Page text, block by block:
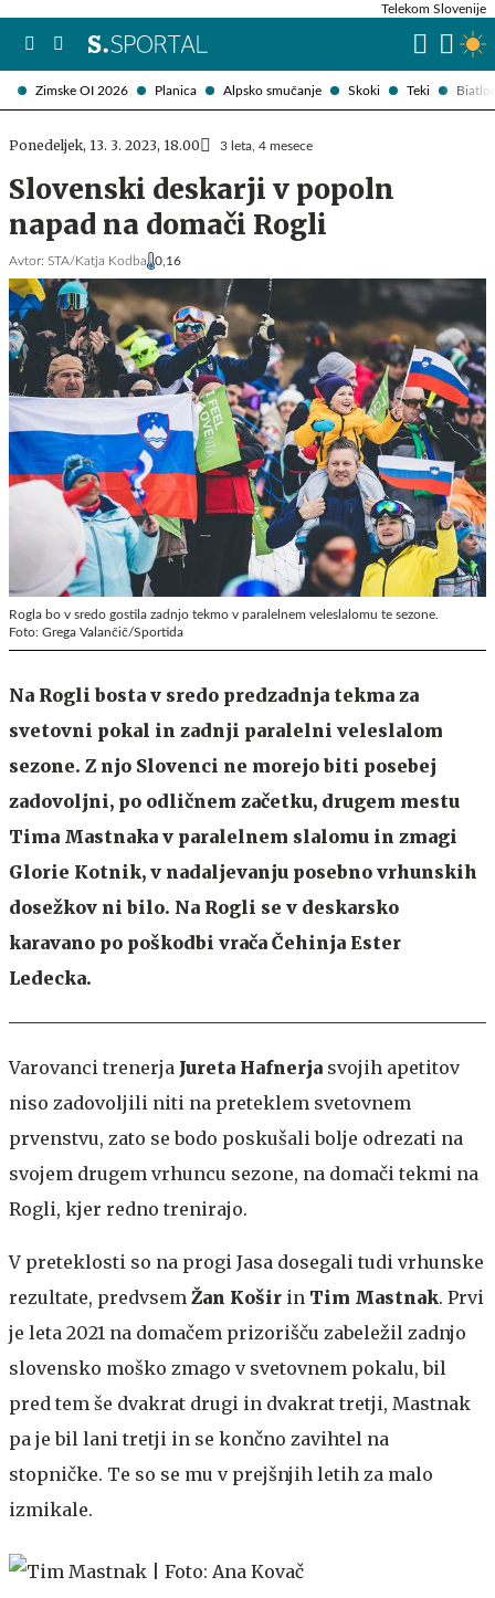
Zimske OI 2026 Planica Alpsko smučanje Skoki Teki
Telekom Slovenije
Ponedeljek, 13. 3. 2023, 18.00 3 leta, 4 mesece
Slovenski deskarji v popoln
napad na domači Rogli
Avtor: STA/Katja Kodba 0,16
Rogla bo v sredo gostila zadnjo tekmo v paralelnem veleslalomu te sezone.
Foto: Grega Valančič/Sportida
Na Rogli bosta v sredo predzadnja tekma za
svetovni pokal in zadnji paralelni veleslalom
sezone. Z njo Slovenci ne morejo biti posebej
zadovoljni, po odličnem začetku, drugem mestu
Tima Mastnaka v paralelnem slalomu in zmagi
Glorie Kotnik, v nadaljevanju posebno vrhunskih
dosežkov ni bilo. Na Rogli se v deskarsko
karavano po poškodbi vrača Čehinja Ester
Ledecka.
Varovanci trenerja Jureta Hafnerja svojih apetitov
niso zadovoljili niti na preteklem svetovnem
prvenstvu, zato se bodo poskušali bolje odrezati na
svojem drugem vrhuncu sezone, na domači tekmi na
Rogli, kjer redno trenirajo.
V preteklosti so na progi Jasa dosegali tudi vrhunske
rezultate, predvsem Žan Košir in Tim Mastnak. Prvi
je leta 2021 na domačem prizorišču zabeležil zadnjo
slovensko moško zmago v svetovnem pokalu, bil
pred tem še dvakrat drugi in dvakrat tretji, Mastnak
pa je bil lani tretji in se končno zavihtel na
stopničke. Te so se mu v prejšnjih letih za malo
izmikale.